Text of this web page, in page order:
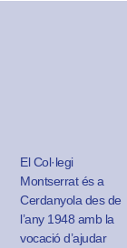
El Col·legi
Montserrat és a
Cerdanyola des de
l’any 1948 amb la
vocació d’ajudar